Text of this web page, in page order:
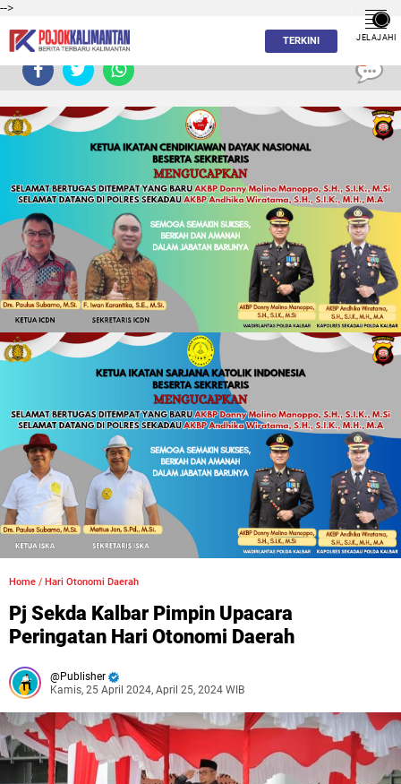
-->
TERKINI JELAJAHI
Home / Hari Otonomi Daerah
Pj Sekda Kalbar Pimpin Upacara
Peringatan Hari Otonomi Daerah
Publisher
Kamis, 25 April 2024, April 25, 2024 WIB